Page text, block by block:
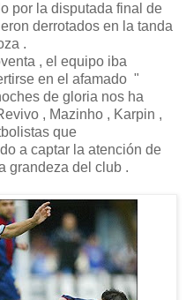
por la disputada final de
derrotados en la tanda
.
, el equipo iba
en el afamado "
de gloria nos ha
, Mazinho , Karpin ,
que
a captar la atención de
grandeza del club .